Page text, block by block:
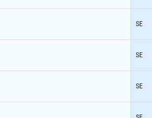
SE
SE
SE